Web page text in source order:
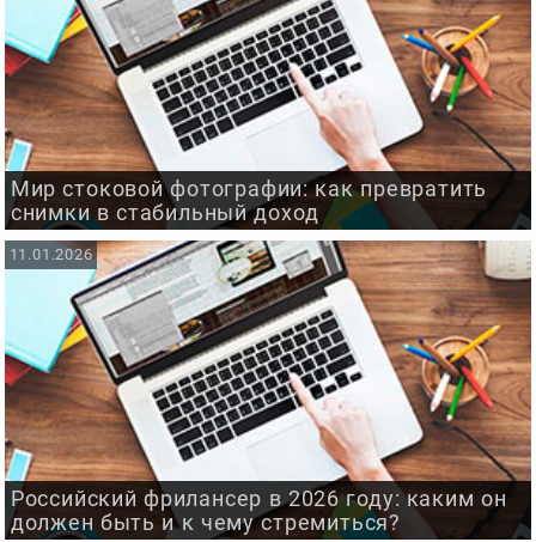
Мир стоковой фотографии: как превратить
снимки в стабильный доход
Российский фрилансер в 2026 году: каким он
должен быть и к чему стремиться?
11.01.2026